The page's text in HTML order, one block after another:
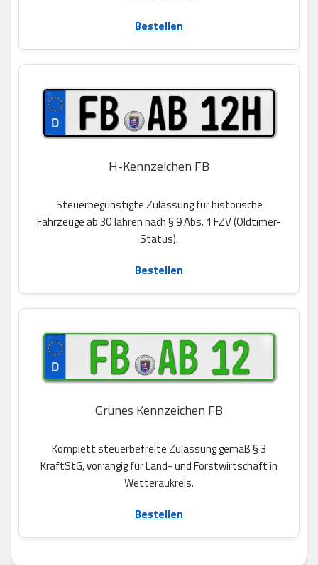
Bestellen
H-Kennzeichen FB
Steuerbegünstigte Zulassung für historische
Fahrzeuge ab 30 Jahren nach § 9 Abs. 1 FZV (Oldtimer-
Status).
Bestellen
Grünes Kennzeichen FB
Komplett steuerbefreite Zulassung gemäß § 3
KraftStG, vorrangig für Land- und Forstwirtschaft in
Wetteraukreis.
Bestellen